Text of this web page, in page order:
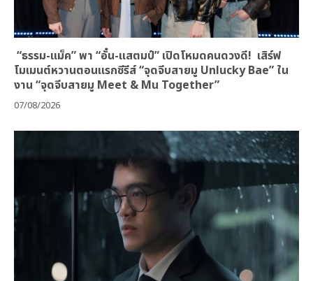
“ธรรม-แม็ค” พา “อั๋น-แสตมป์” เปิดโหมดคนดวงดี! เสิร์ฟ
โมเมนต์หวานตอนแรกซีรีส์ “จุดจีบสายมู Unlucky Bae” ใน
งาน “จุดจีบสายมู Meet & Mu Together”
07/08/2026